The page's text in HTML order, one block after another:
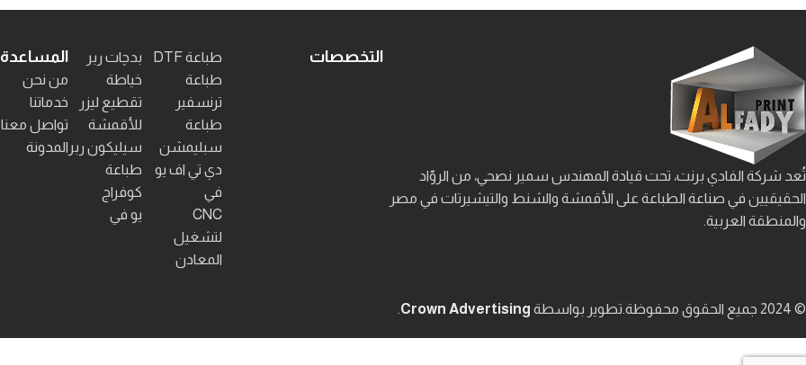
تُعد شركة الفادي برنت، تحت قيادة المهندس سمير نصحي، من الروّاد
الحقيقيين في صناعة الطباعة على الأقمشة والشنط والتيشيرتات في مصر
والمنطقة العربية.
التخصصات
طباعة DTF
طباعة
ترنسفير
طباعة
سبليمشن
دي تي اف يو
في
CNC
لتشغيل
المعادن
بدچات ربر
خياطة
تقطيع ليزر
للأقمشة
سيليكون ربر
طباعة
كوفراج
يو في
المساعدة
من نحن
خدماتنا
تواصل معنا
المدونة
© 2024 جميع الحقوق محفوظة. تطوير بواسطة Crown Advertising
.